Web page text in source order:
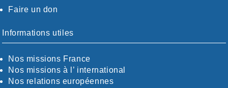
CALVADOS-ORNE
CHARENTE-MARITIME
CÖTE-D'OR
CÖTES-D'ARMOR
DORDOGNE
DRÖME / ARDÈCHE
Faire un don
Informations utiles
Nos missions France
Nos missions à l’ international
Nos relations européennes